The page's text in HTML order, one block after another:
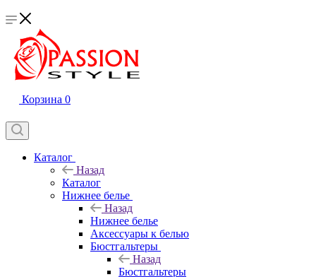
Корзина 0
Каталог
Назад
Каталог
Нижнее белье
Назад
Нижнее белье
Аксессуары к белью
Бюстгальтеры
Назад
Бюстгальтеры